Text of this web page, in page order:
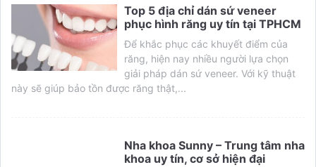
Top 5 địa chỉ dán sứ veneer
phục hình răng uy tín tại TPHCM
Để khắc phục các khuyết điểm của
răng, hiện nay nhiều người lựa chọn
giải pháp dán sứ veneer. Với kỹ thuật
này sẽ giúp bảo tồn được răng thật,...
Nha khoa Sunny – Trung tâm nha
khoa uy tín, cơ sở hiện đại